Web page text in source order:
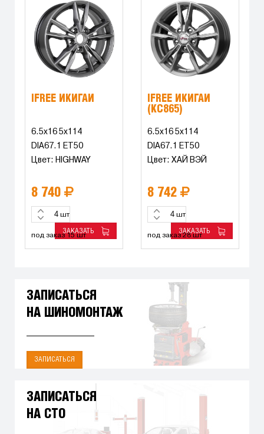
IFREE ИКИГАЙ
6.5x16 5x114
DIA67.1 ET50
Цвет: HIGHWAY
8 740
шт
ЗАКАЗАТЬ
под заказ 15 шт
IFREE ИКИГАЙ
(КС865)
6.5x16 5x114
DIA67.1 ET50
Цвет: ХАЙ ВЭЙ
8 742
шт
ЗАКАЗАТЬ
под заказ 28 шт
ЗАПИСАТЬСЯ
НА ШИНОМОНТАЖ
ЗАПИСАТЬСЯ
ЗАПИСАТЬСЯ
НА СТО